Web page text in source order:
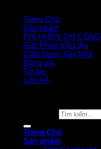
Trang Chủ
Sản phẩm
PHỤ KIỆN THI CÔNG
Giải Pháp Vật Liệu
Cẩm Nang Xây Nhà
Bảng giá
Tin tức
Liên hệ
Trang Chủ
Sản phẩm